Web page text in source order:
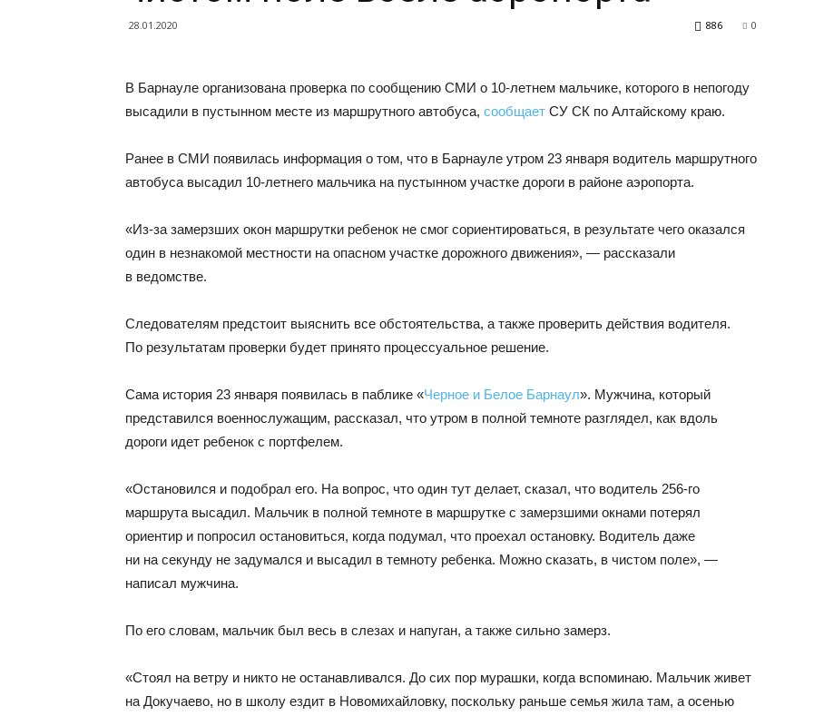
28.01.2020 0
886
В Барнауле организована проверка по сообщению СМИ о 10-летнем мальчике, которого в непогоду
высадили в пустынном месте из маршрутного автобуса, сообщает СУ СК по Алтайскому краю.
Ранее в СМИ появилась информация о том, что в Барнауле утром 23 января водитель маршрутного
автобуса высадил 10-летнего мальчика на пустынном участке дороги в районе аэропорта.
«Из-за замерзших окон маршрутки ребенок не смог сориентироваться, в результате чего оказался
один в незнакомой местности на опасном участке дорожного движения», — рассказали
в ведомстве.
Следователям предстоит выяснить все обстоятельства, а также проверить действия водителя.
По результатам проверки будет принято процессуальное решение.
Сама история 23 января появилась в паблике «Черное и Белое Барнаул». Мужчина, который
представился военнослужащим, рассказал, что утром в полной темноте разглядел, как вдоль
дороги идет ребенок с портфелем.
«Остановился и подобрал его. На вопрос, что один тут делает, сказал, что водитель 256-го
маршрута высадил. Мальчик в полной темноте в маршрутке с замерзшими окнами потерял
ориентир и попросил остановиться, когда подумал, что проехал остановку. Водитель даже
ни на секунду не задумался и высадил в темноту ребенка. Можно сказать, в чистом поле», —
написал мужчина.
По его словам, мальчик был весь в слезах и напуган, а также сильно замерз.
«Стоял на ветру и никто не останавливался. До сих пор мурашки, когда вспоминаю. Мальчик живет
на Докучаево, но в школу ездит в Новомихайловку, поскольку раньше семья жила там, а осенью